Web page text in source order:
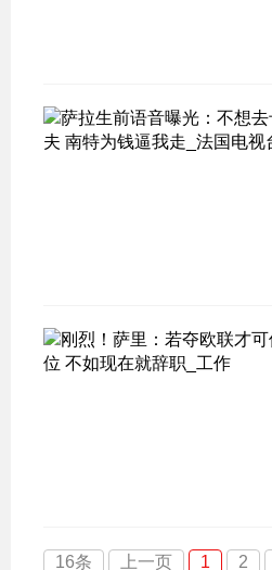
16条 上一页 1 2